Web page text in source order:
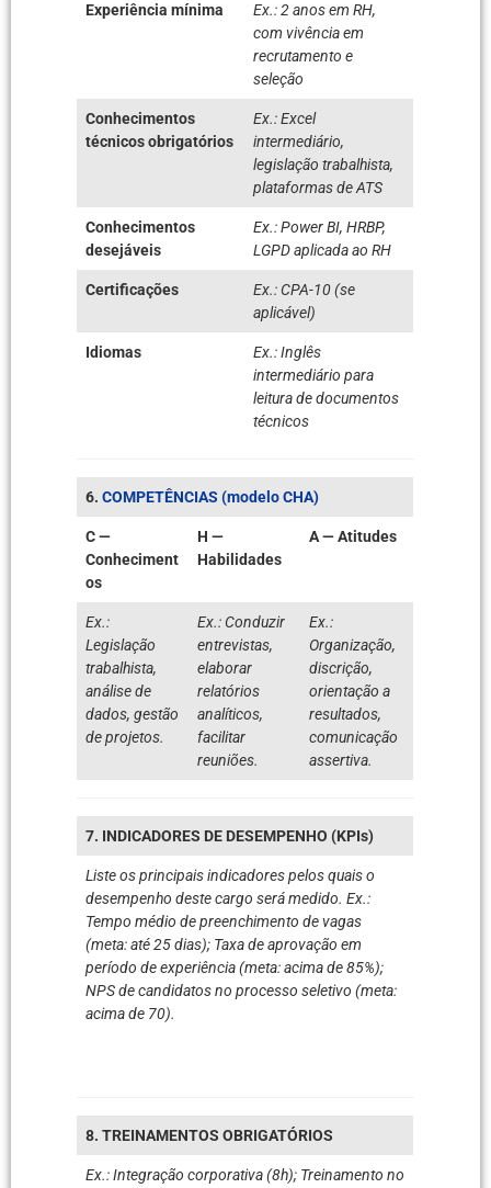
Experiência mínima
Ex.: 2 anos em RH,
com vivência em
recrutamento e
seleção
Conhecimentos
técnicos obrigatórios
Ex.: Excel
intermediário,
legislação trabalhista,
plataformas de ATS
Conhecimentos
desejáveis
Ex.: Power BI, HRBP,
LGPD aplicada ao RH
Certificações
Ex.: CPA-10 (se
aplicável)
Idiomas
Ex.: Inglês
intermediário para
leitura de documentos
técnicos
6.COMPETÊNCIAS (modelo CHA)
C —
Conheciment
os
H —
Habilidades
A — Atitudes
Ex.:
Legislação
trabalhista,
análise de
dados, gestão
de projetos.
Ex.: Conduzir
entrevistas,
elaborar
relatórios
analíticos,
facilitar
reuniões.
Ex.:
Organização,
discrição,
orientação a
resultados,
comunicação
assertiva.
7. INDICADORES DE DESEMPENHO (KPIs)
Liste os principais indicadores pelos quais o
desempenho deste cargo será medido. Ex.:
Tempo médio de preenchimento de vagas
(meta: até 25 dias); Taxa de aprovação em
período de experiência (meta: acima de 85%);
NPS de candidatos no processo seletivo (meta:
acima de 70).
8. TREINAMENTOS OBRIGATÓRIOS
Ex.: Integração corporativa (8h); Treinamento no